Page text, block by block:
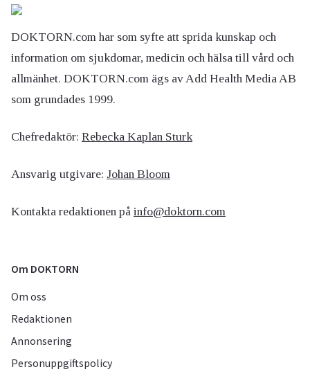
DOKTORN.com har som syfte att sprida kunskap och
information om sjukdomar, medicin och hälsa till vård och
allmänhet. DOKTORN.com ägs av Add Health Media AB
som grundades 1999.
Chefredaktör: Rebecka Kaplan Sturk
Ansvarig utgivare: Johan Bloom
Kontakta redaktionen på info@doktorn.com
Om DOKTORN
Om oss
Redaktionen
Annonsering
Personuppgiftspolicy